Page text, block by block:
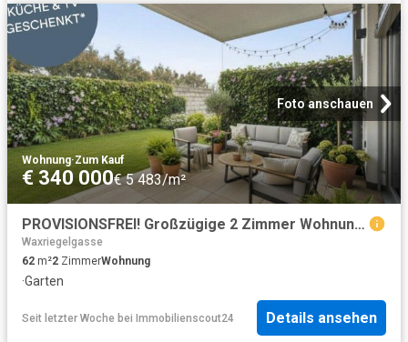
Foto anschauen
Wohnung·Zum Kauf
€ 340 000€ 5 483/m²
PROVISIONSFREI! Großzügige 2 Zimmer Wohnung mit traumhaftem Garten | Viel Privatsphäre | Bezugsfertig
Waxriegelgasse
62 m²2 ZimmerWohnung
·Garten
Seit letzter Woche bei Immobilienscout24 Details ansehen